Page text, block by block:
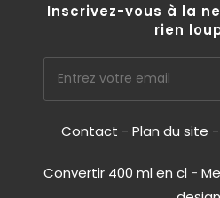
Inscrivez-vous à la
rien
Contact - Plan du site -
Convertir 400 ml en cl -